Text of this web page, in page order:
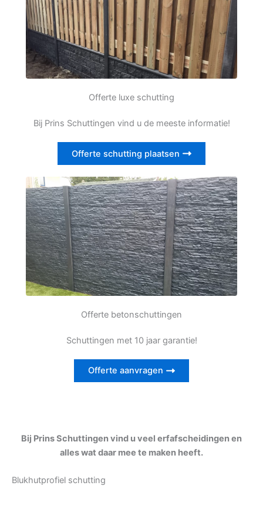
Offerte luxe schutting
Bij Prins Schuttingen vind u de meeste informatie!
Offerte schutting plaatsen
Offerte betonschuttingen
Schuttingen met 10 jaar garantie!
Offerte aanvragen
Bij Prins Schuttingen vind u veel erfafscheidingen en
alles wat daar mee te maken heeft.
Blukhutprofiel schutting